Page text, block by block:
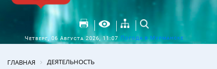
Четверг, 06 Августа 2026, 11:07 Погода в Мурманске
ГЛАВНАЯ
ДЕЯТЕЛЬНОСТЬ